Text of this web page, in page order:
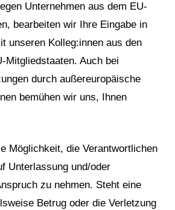
Unternehmen aus dem EU-
bearbeiten wir Ihre Eingabe in
unseren Kolleg:innen aus den
Mitgliedstaaten. Auch bei
durch außereuropäische
bemühen wir uns, Ihnen
Möglichkeit, die Verantwortlichen
Unterlassung und/oder
zu nehmen. Steht eine
Betrug oder die Verletzung